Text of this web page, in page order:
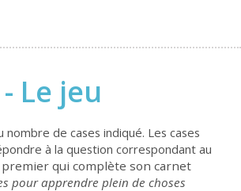
Le jeu
de cases indiqué. Les cases
à la question correspondant au
premier qui complète son carnet
pour apprendre plein de choses